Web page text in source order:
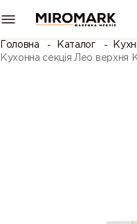
Головна Каталог Кухні
Кухонна секція Лео